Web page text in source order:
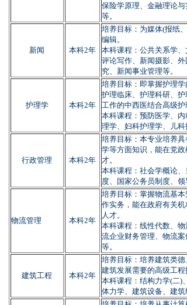
保险学原理、金融理论
等。
新闻 本科2年
培养目标：为媒体(报纸
编辑。
本科课程：公共关系学、
评论写作、新闻摄影、
究、新闻事业管理等。
护理学 本科2年
培养目标：即掌握护理
护理临床、护理科研、
工作的中西医结合高级护
本科课程：预防医学、
理学、妇科护理学、儿科
行政管理 本科2年
培养目标：本专业培养
学等方面知识，能在党
才。
本科课程：社会学概论
度、国家公务员制度、领
物流管理 本科2年
培养目标：掌握物流基
作实务，能在政府有关
人才。
本科课程：线性代数、
流企业财务管理、物流
等。
建筑工程 本科2年
培养目标： 培养建筑类
建筑发展需要的高级工程
本科课程：结构力学(二)
体力学、建筑设备、建筑